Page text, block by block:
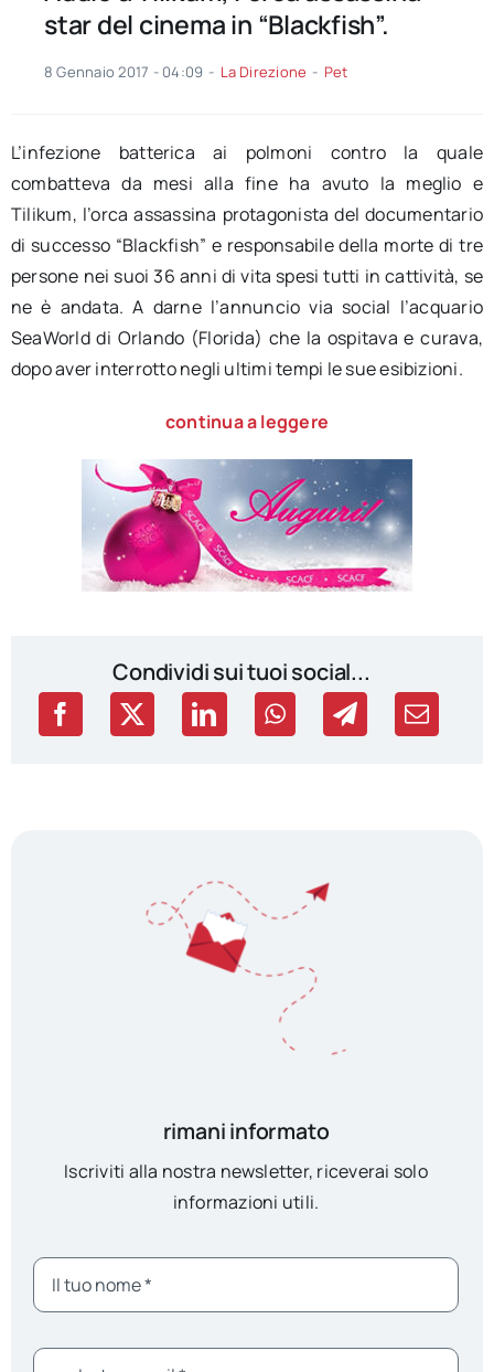
star del cinema in “Blackfish”.
8 Gennaio 2017 - 04:09 - La Direzione - Pet
L’infezione batterica ai polmoni contro la quale
combatteva da mesi alla fine ha avuto la meglio e
Tilikum, l’orca assassina protagonista del documentario
di successo “Blackfish” e responsabile della morte di tre
persone nei suoi 36 anni di vita spesi tutti in cattività, se
ne è andata. A darne l’annuncio via social l’acquario
SeaWorld di Orlando (Florida) che la ospitava e curava,
dopo aver interrotto negli ultimi tempi le sue esibizioni.
continua a leggere
Condividi sui tuoi social...
rimani informato
Iscriviti alla nostra newsletter, riceverai solo
informazioni utili.